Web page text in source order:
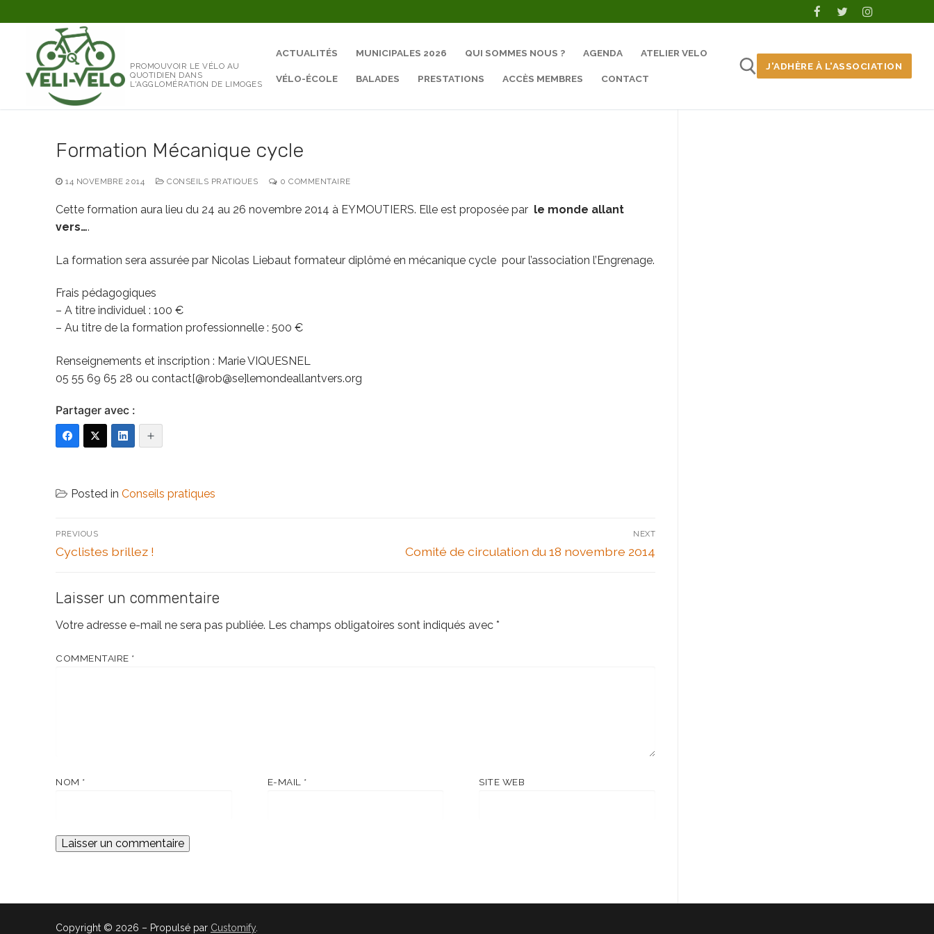
au
contenu
PROMOUVOIR LE VÉLO AU
QUOTIDIEN DANS
L'AGGLOMÉRATION DE LIMOGES
ACTUALITÉS MUNICIPALES 2026 QUI SOMMES NOUS ? AGENDA ATELIER VELO
VÉLO-ÉCOLE BALADES PRESTATIONS ACCÈS MEMBRES CONTACT
J'ADHÈRE À L'ASSOCIATION
Formation Mécanique cycle
14 NOVEMBRE 2014 CONSEILS PRATIQUES 0 COMMENTAIRE
Cette formation aura lieu du 24 au 26 novembre 2014 à EYMOUTIERS. Elle est proposée par le monde allant
vers….
La formation sera assurée par Nicolas Liebaut formateur diplômé en mécanique cycle pour l’association l’Engrenage.
Frais pédagogiques
– A titre individuel : 100 €
– Au titre de la formation professionnelle : 500 €
Renseignements et inscription : Marie VIQUESNEL
05 55 69 65 28 ou contact[@rob@se]lemondeallantvers.org
Partager avec :
Posted in Conseils pratiques
Navigation
de
PREVIOUS
Previous
Cyclistes brillez !
NEXT
Next
Comité de circulation du 18 novembre 2014
Laisser un commentaire
Votre adresse e-mail ne sera pas publiée. Les champs obligatoires sont indiqués avec *
COMMENTAIRE *
NOM * E-MAIL * SITE WEB
Copyright © 2026 – Propulsé par Customify